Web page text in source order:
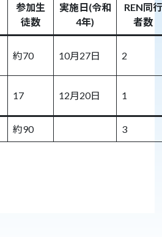
参加生
徒数
実施日(令和
4年)
REN同行
者数
約70 10月27日 2
17 12月20日 1
約90 3